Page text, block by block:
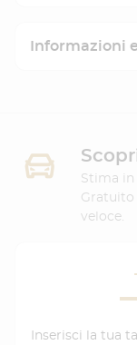
Informazioni
Stima in
Gratuito
veloce.
Inserisci la tua